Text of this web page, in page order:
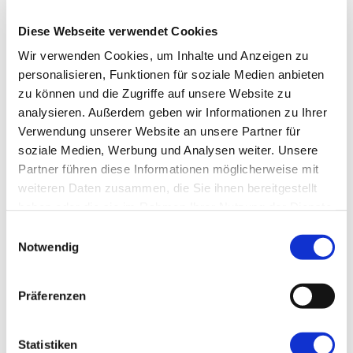
Diese Webseite verwendet Cookies
Wir verwenden Cookies, um Inhalte und Anzeigen zu
personalisieren, Funktionen für soziale Medien anbieten
zu können und die Zugriffe auf unsere Website zu
analysieren. Außerdem geben wir Informationen zu Ihrer
Verwendung unserer Website an unsere Partner für
soziale Medien, Werbung und Analysen weiter. Unsere
Partner führen diese Informationen möglicherweise mit
weiteren Daten zusammen, die Sie ihnen bereitgestellt
Notwendig
Präferenzen
Statistiken
Singles
Skipass inkl.
HP+🍷
Singleskireisen Arlberg